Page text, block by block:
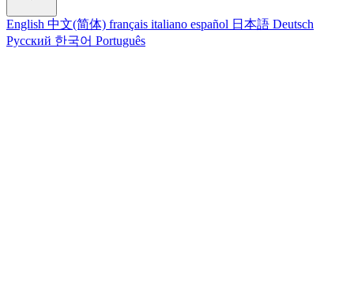
English 中文(简体) français italiano español 日本語 Deutsch
Русский 한국어 Português